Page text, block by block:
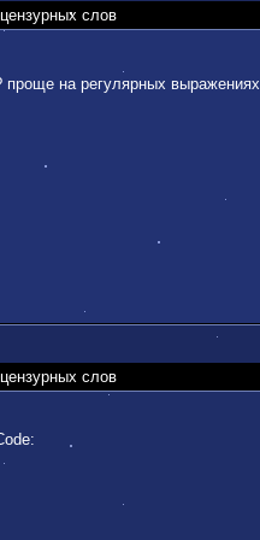
слов
проще на регулярных выражениях
слов